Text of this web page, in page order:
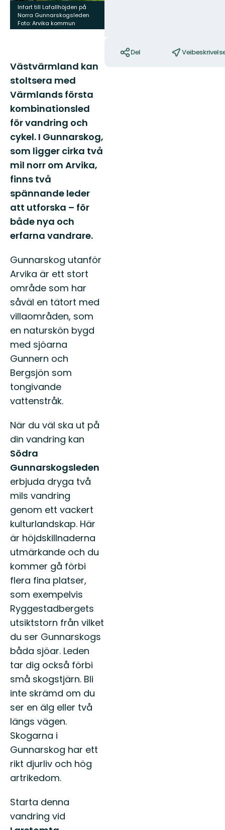
Infart till Lafallhöjden på
Norra Gunnarskogsleden
Foto: Arvika kommun
Västvärmland kan
stoltsera med
Värmlands första
kombinationsled
för vandring och
cykel. I Gunnarskog,
som ligger cirka två
mil norr om Arvika,
finns två
spännande leder
att utforska – för
både nya och
erfarna vandrare.
Gunnarskog utanför
Arvika är ett stort
område som har
såväl en tätort med
villaområden, som
en naturskön bygd
med sjöarna
Gunnern och
Bergsjön som
tongivande
vattenstråk.
När du väl ska ut på
din vandring kan
Södra
Gunnarskogsleden
erbjuda dryga två
mils vandring
genom ett vackert
kulturlandskap. Här
är höjdskillnaderna
utmärkande och du
kommer gå förbi
flera fina platser,
som exempelvis
Ryggestadbergets
utsiktstorn från vilket
du ser Gunnarskogs
båda sjöar. Leden
tar dig också förbi
små skogstjärn. Bli
inte skrämd om du
ser en älg eller två
längs vägen.
Skogarna i
Gunnarskog har ett
rikt djurliv och hög
artrikedom.
Starta denna
vandring vid
Del